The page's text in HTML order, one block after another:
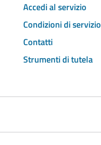
Accedi al servizio
Condizioni di servizio
Contatti
Strumenti di tutela